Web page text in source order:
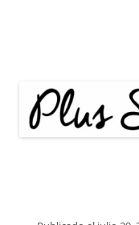
Plus